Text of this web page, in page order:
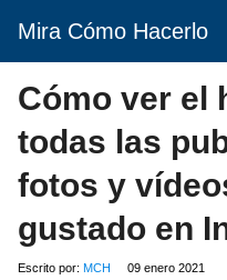
Mira Cómo Hacerlo
Cómo ver el
todas las
fotos y
gustado en
Escrito por: MCH 09 enero 2021